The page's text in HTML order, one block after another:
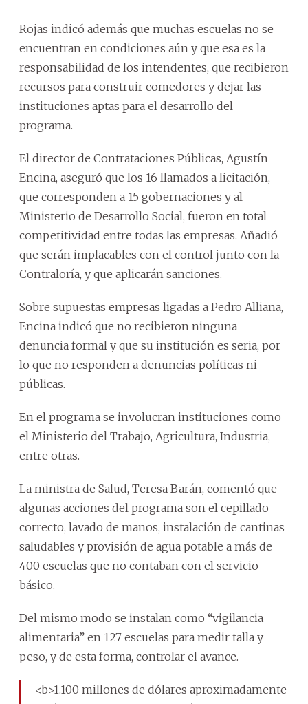
Rojas indicó además que muchas escuelas no se
encuentran en condiciones aún y que esa es la
responsabilidad de los intendentes, que recibieron
recursos para construir comedores y dejar las
instituciones aptas para el desarrollo del
programa.
El director de Contrataciones Públicas, Agustín
Encina, aseguró que los 16 llamados a licitación,
que corresponden a 15 gobernaciones y al
Ministerio de Desarrollo Social, fueron en total
competitividad entre todas las empresas. Añadió
que serán implacables con el control junto con la
Contraloría, y que aplicarán sanciones.
Sobre supuestas empresas ligadas a Pedro Alliana,
Encina indicó que no recibieron ninguna
denuncia formal y que su institución es seria, por
lo que no responden a denuncias políticas ni
públicas.
En el programa se involucran instituciones como
el Ministerio del Trabajo, Agricultura, Industria,
entre otras.
La ministra de Salud, Teresa Barán, comentó que
algunas acciones del programa son el cepillado
correcto, lavado de manos, instalación de cantinas
saludables y provisión de agua potable a más de
400 escuelas que no contaban con el servicio
básico.
Del mismo modo se instalan como “vigilancia
alimentaria” en 127 escuelas para medir talla y
peso, y de esta forma, controlar el avance.
<b>1.100 millones de dólares aproximadamente